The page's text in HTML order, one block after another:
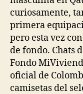
curiosamente,
primera
pero esta vez
de fondo. Chats
Fondo
oficial de
camisetas del